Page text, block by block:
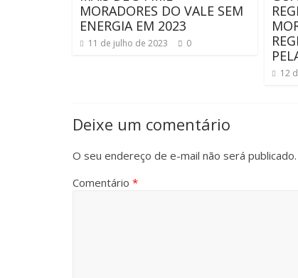
MORADORES DO VALE SEM
ENERGIA EM 2023
11 de julho de 2023 0
12
Deixe um comentário
O seu endereço de e-mail não será publicado.
Comentário *